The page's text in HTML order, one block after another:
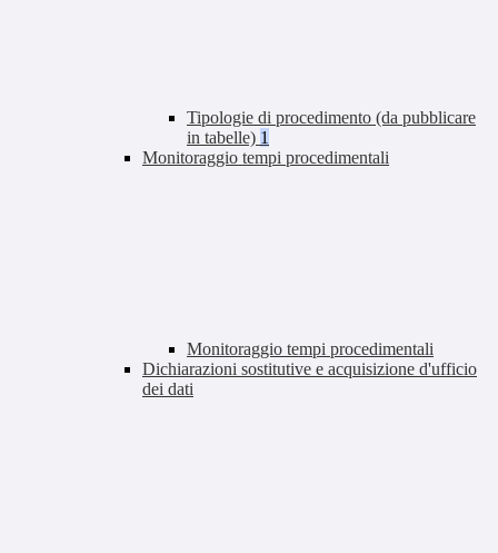
Tipologie di procedimento (da pubblicare
in tabelle) 1
Monitoraggio tempi procedimentali
Monitoraggio tempi procedimentali
Dichiarazioni sostitutive e acquisizione d'ufficio
dei dati